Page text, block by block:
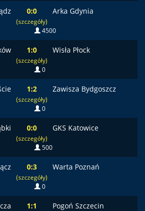
0:0
(szczegóły)
Arka Gdynia
4500
1:0
(szczegóły)
Wisła Płock
0
1:2
(szczegóły)
Zawisza Bydgoszcz
0
0:0
(szczegóły)
GKS Katowice
500
0:3
(szczegóły)
Warta Poznań
0
1:1 Pogoń Szczecin